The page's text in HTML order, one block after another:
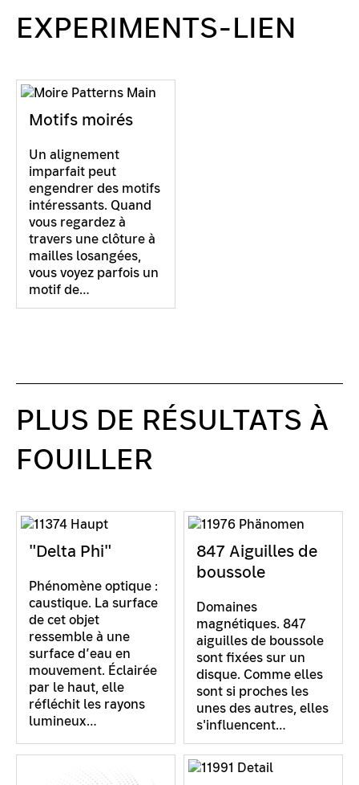
EXPERIMENTS-LIEN
Motifs moirés
Un alignement
imparfait peut
engendrer des motifs
intéressants. Quand
vous regardez à
travers une clôture à
mailles losangées,
vous voyez parfois un
motif de…
PLUS DE RÉSULTATS À
FOUILLER
"Delta Phi"
Phénomène optique :
caustique. La surface
de cet objet
ressemble à une
surface d’eau en
mouvement. Éclairée
par le haut, elle
réfléchit les rayons
lumineux…
847 Aiguilles de
boussole
Domaines
magnétiques. 847
aiguilles de boussole
sont fixées sur un
disque. Comme elles
sont si proches les
unes des autres, elles
s'influencent…